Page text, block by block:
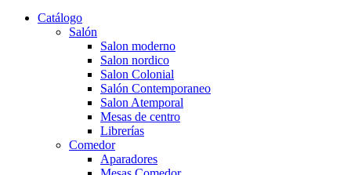
Catálogo
Salón
Salon moderno
Salon nordico
Salon Colonial
Salón Contemporaneo
Salon Atemporal
Mesas de centro
Librerías
Comedor
Aparadores